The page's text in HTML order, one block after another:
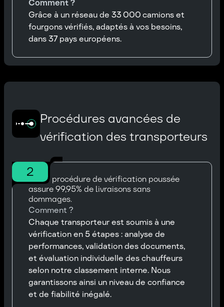
Comment ?
Grâce à un réseau de 33 000 camions et
fourgons vérifiés, adaptés à vos besoins,
dans 37 pays européens.
Procédures avancées de
vérification des transporteurs
2
Notre procédure de vérification poussée
assure 99,95% de livraisons sans
dommages.
Comment ?
Chaque transporteur est soumis à une
vérification en 5 étapes : analyse de
performances, validation des documents,
et évaluation individuelle des chauffeurs
selon notre classement interne. Nous
garantissons ainsi un niveau de confiance
et de fiabilité inégalé.